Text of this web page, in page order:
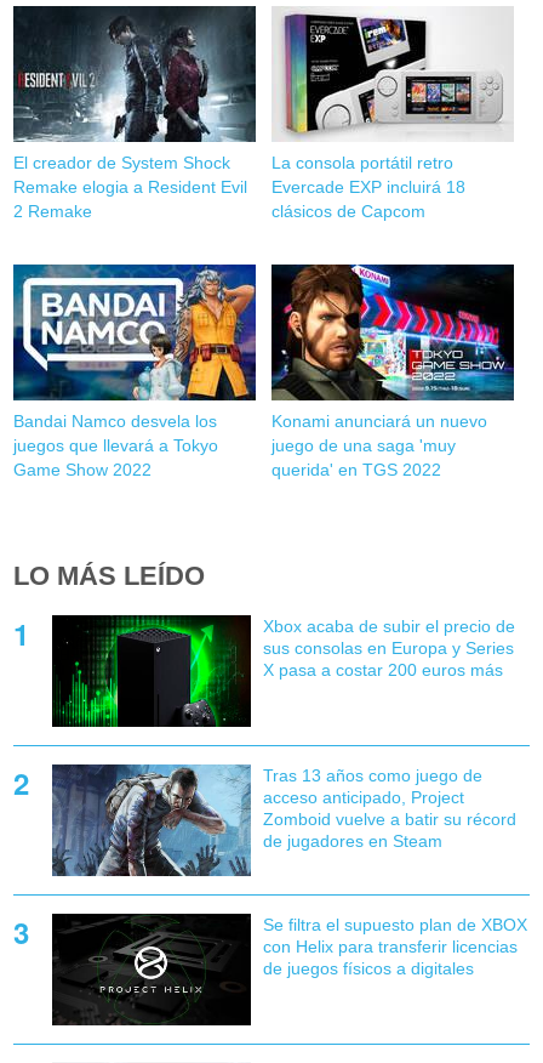
El creador de System Shock
Remake elogia a Resident Evil
2 Remake
La consola portátil retro
Evercade EXP incluirá 18
clásicos de Capcom
Bandai Namco desvela los
juegos que llevará a Tokyo
Game Show 2022
Konami anunciará un nuevo
juego de una saga 'muy
querida' en TGS 2022
LO MÁS LEÍDO
Xbox acaba de subir el precio de
sus consolas en Europa y Series
X pasa a costar 200 euros más
Tras 13 años como juego de
acceso anticipado, Project
Zomboid vuelve a batir su récord
de jugadores en Steam
Se filtra el supuesto plan de XBOX
con Helix para transferir licencias
de juegos físicos a digitales